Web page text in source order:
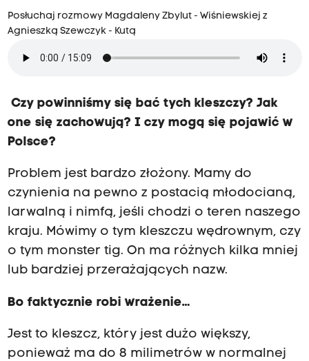
Posłuchaj rozmowy Magdaleny Zbylut - Wiśniewskiej z
Agnieszką Szewczyk - Kutą
Czy powinniśmy się bać tych kleszczy? Jak
one się zachowują? I czy mogą się pojawić w
Polsce?
Problem jest bardzo złożony. Mamy do
czynienia na pewno z postacią młodocianą,
larwalną i nimfą, jeśli chodzi o teren naszego
kraju. Mówimy o tym kleszczu wędrownym, czy
o tym monster tig. On ma różnych kilka mniej
lub bardziej przerażających nazw.
Bo faktycznie robi wrażenie…
Jest to kleszcz, który jest dużo większy,
ponieważ ma do 8 milimetrów w normalnej